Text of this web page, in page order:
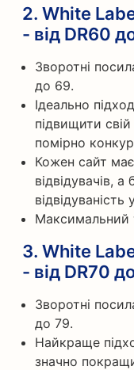
2. White
- від DR60
Зворотні
до 69.
Ідеально
підвищити
помірно
Кожен сайт
відвідувачів,
відвідуваність
Максимальний
3. White
- від DR70
Зворотні
до 79.
Найкраще
значно